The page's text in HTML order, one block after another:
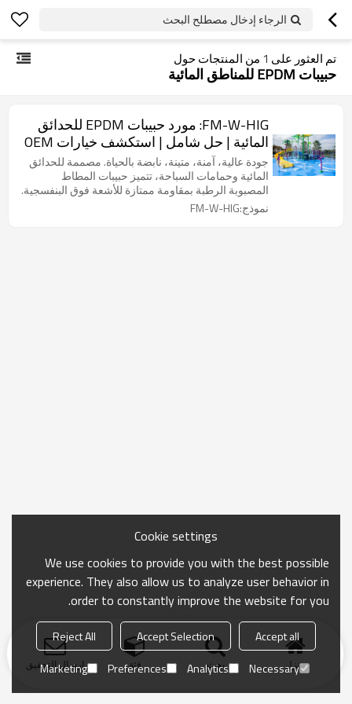
الرجاء إدخال مصطلح البحث
تم العثور على 1 من المنتجات حول
حبيبات EPDM للمناطق المائية
FM-W-HIG: مورد حبيبات EPDM للحدائق
المائية | حل شامل | استكشف خيارات OEM
جودة عالية، آمنة، متينة، نابضة بالحياة. مصممة للحدائق
المائية وحمامات السباحة، تتميز حبيبات المطاط
المصبوبة الرطبة بمقاومة ممتازة للأشعة فوق البنفسجية.
نموذج:FM-W-HIG
منزل بحث فئة ارسال التحقيق
Cookie settings
We use cookies to provide you with the best possible
experience. They also allow us to analyze user behavior in
order to constantly improve the website for you.
Accept all
Accept Selection
Reject All
Necessary
Analytics
Preferences
Marketing